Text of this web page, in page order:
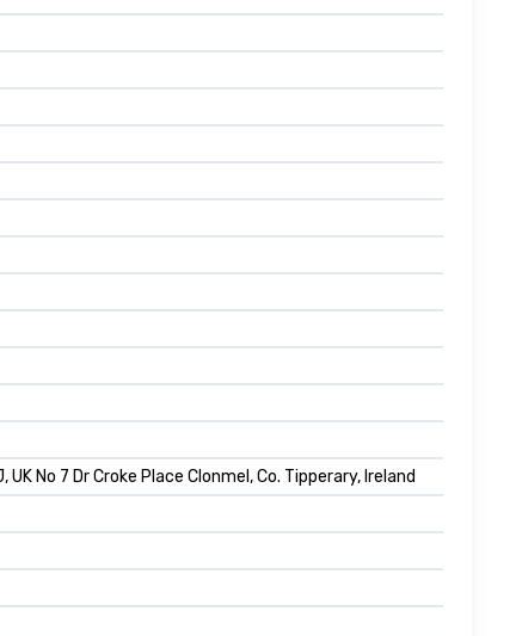
No 7 Dr Croke Place Clonmel, Co. Tipperary, Ireland